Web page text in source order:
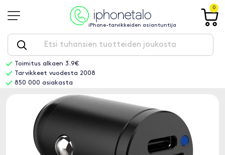
iPhone-tarvikkeiden asiantuntija
0
Toimitus alkaen 3.9€
Tarvikkeet vuodesta 2008
850 000 asiakasta